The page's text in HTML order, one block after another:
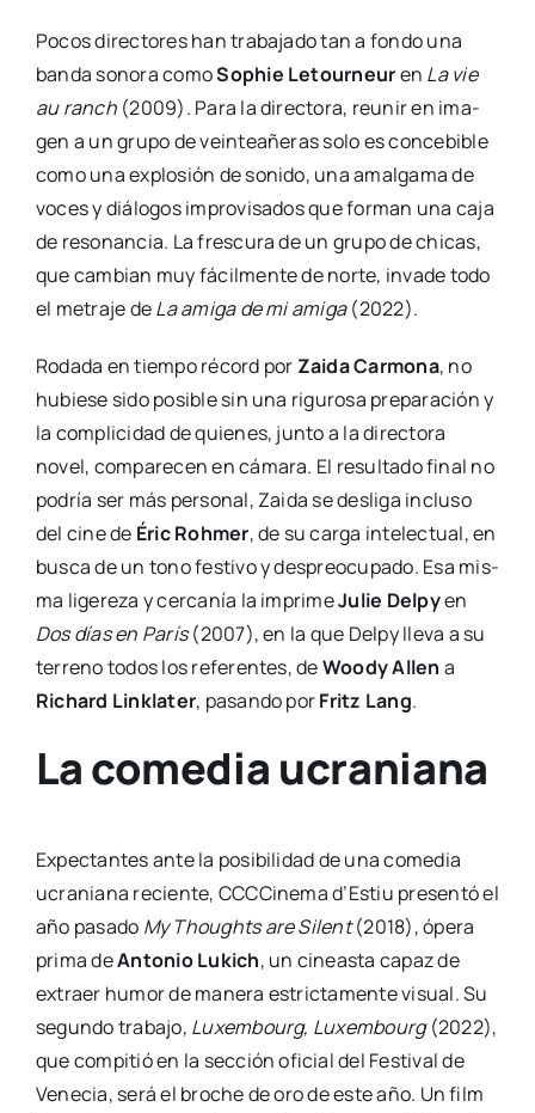
Pocos direc­to­res han tra­ba­ja­do tan a fon­do una
ban­da sono­ra comoSophie Letour­neuren La vie
au ranch(2009). Para la direc­to­ra, reu­nir en ima­
gen a un gru­po de vein­tea­ñe­ras solo es con­ce­bi­ble
como una explo­sión de soni­do, una amal­ga­ma de
voces y diá­lo­gos impro­vi­sa­dos que for­man una caja
de reso­nan­cia. La fres­cu­ra de un gru­po de chi­cas,
que cam­bian muy fácil­men­te de nor­te, inva­de todo
el metra­je deLa ami­ga de mi ami­ga(2022).
Roda­da en tiem­po récord por Zai­da Car­mo­na, no
hubie­se sido posi­ble sin una rigu­ro­sa pre­pa­ra­ción y
la com­pli­ci­dad de quie­nes, jun­to a la direc­to­ra
novel, com­pa­re­cen en cáma­ra. El resul­ta­do final no
podría ser más per­so­nal, Zai­da se des­li­ga inclu­so
del cine de Éric Roh­mer, de su car­ga inte­lec­tual, en
bus­ca de un tono fes­ti­vo y des­preo­cu­pa­do. Esa mis­
ma lige­re­za y cer­ca­nía la impri­meJulie Delpyen
Dos días en París(2007), en la que Delpy lle­va a su
terreno todos los refe­ren­tes, deWoody Allen a
Richard Lin­kla­ter, pasan­do porFritz Lang.
La comedia ucraniana
Expec­tan­tes ante la posi­bi­li­dad de una come­dia
ucra­nia­na recien­te, CCC­Ci­ne­ma d’Estiu pre­sen­tó el
año pasa­do My Thoughts are Silent(2018), ópe­ra
pri­ma deAnto­nio Lukich, un cineas­ta capaz de
extraer humor de mane­ra estric­ta­men­te visual. Su
segun­do tra­ba­jo, Luxem­bourg, Luxem­bourg(2022),
que com­pi­tió en la sec­ción ofi­cial del Fes­ti­val de
Vene­cia, será el bro­che de oro de este año. Un film